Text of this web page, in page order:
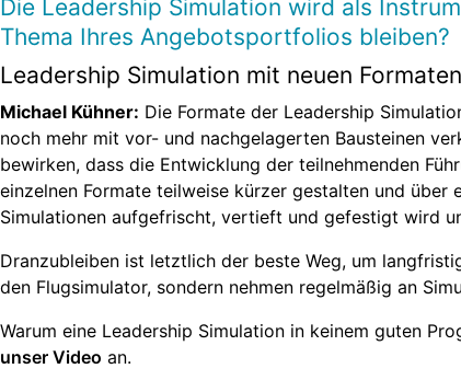
Die Leadership Simulation wird als
Thema Ihres Angebotsportfolios bleiben?
Leadership Simulation mit neuen Formaten
Michael Kühner: Die Formate der Leadership
noch mehr mit vor- und nachgelagerten Bausteinen
bewirken, dass die Entwicklung der teilnehmenden
einzelnen Formate teilweise kürzer gestalten und
Simulationen aufgefrischt, vertieft und gefestigt wird
Dranzubleiben ist letztlich der beste Weg, um
den Flugsimulator, sondern nehmen regelmäßig an
Warum eine Leadership Simulation in keinem guten
unser Video an.